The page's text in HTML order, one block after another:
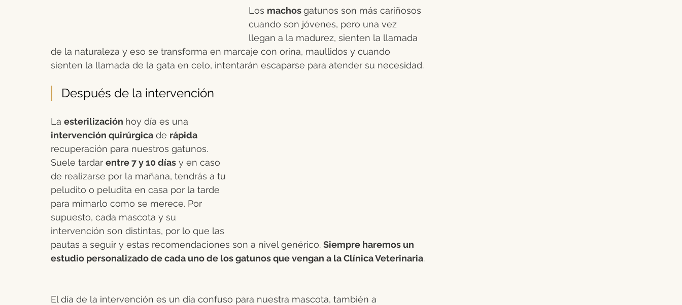
Los machos gatunos son más cariñosos
cuando son jóvenes, pero una vez
llegan a la madurez, sienten la llamada
de la naturaleza y eso se transforma en marcaje con orina, maullidos y cuando
sienten la llamada de la gata en celo, intentarán escaparse para atender su necesidad.
Después de la intervención
La esterilización hoy día es una
intervención quirúrgica de rápida
recuperación para nuestros gatunos.
Suele tardar entre 7 y 10 días y en caso
de realizarse por la mañana, tendrás a tu
peludito o peludita en casa por la tarde
para mimarlo como se merece. Por
supuesto, cada mascota y su
intervención son distintas, por lo que las
pautas a seguir y estas recomendaciones son a nivel genérico. Siempre haremos un
estudio personalizado de cada uno de los gatunos que vengan a la Clínica Veterinaria.
El día de la intervención es un día confuso para nuestra mascota, también a